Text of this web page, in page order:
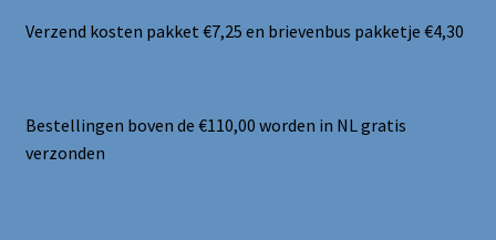
Verzend kosten pakket €7,25 en brievenbus pakketje €4,30
Bestellingen boven de €110,00 worden in NL gratis
verzonden